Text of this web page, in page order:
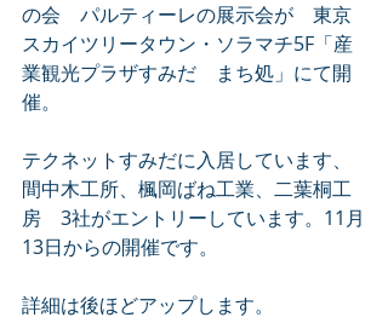
の会　パルティーレの展示会が　東京
スカイツリータウン・ソラマチ5F「産
業観光プラザすみだ　まち処」にて開
催。
テクネットすみだに入居しています、
間中木工所、楓岡ばね工業、二葉桐工
房　3社がエントリーしています。11月
13日からの開催です。
詳細は後ほどアップします。